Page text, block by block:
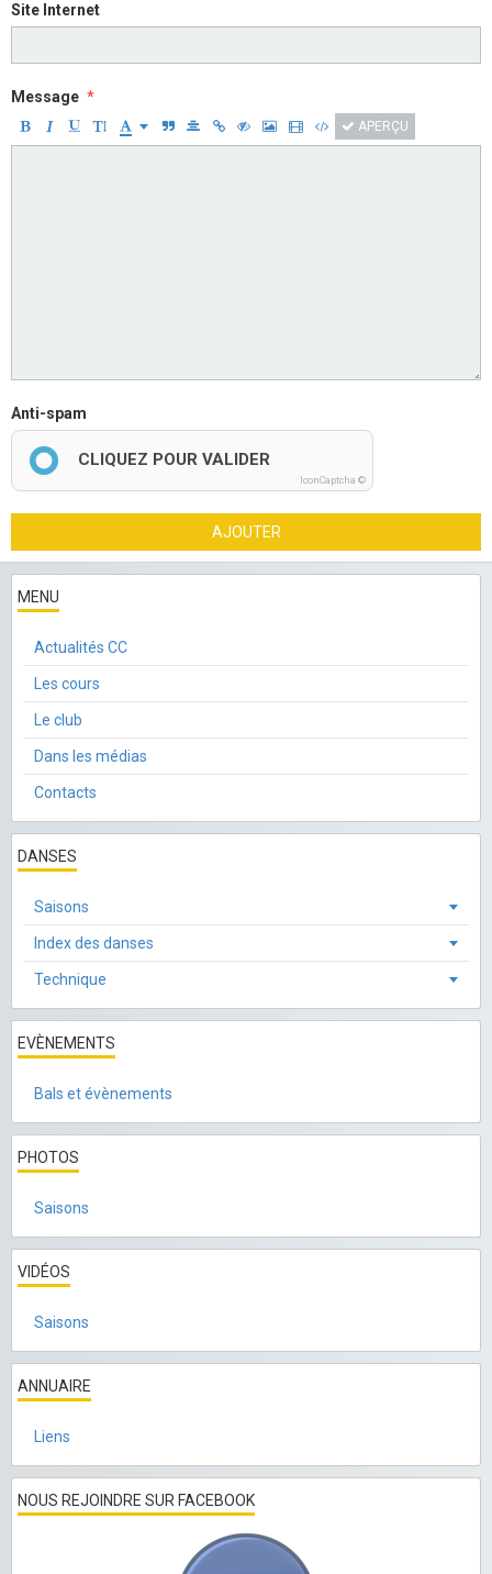
Site Internet
Message
APERÇU
Anti-spam
CLIQUEZ POUR VALIDER
IconCaptcha ©
AJOUTER
MENU
Actualités CC
Les cours
Le club
Dans les médias
Contacts
DANSES
Saisons
Index des danses
Technique
EVÈNEMENTS
Bals et évènements
PHOTOS
Saisons
VIDÉOS
Saisons
ANNUAIRE
Liens
NOUS REJOINDRE SUR FACEBOOK